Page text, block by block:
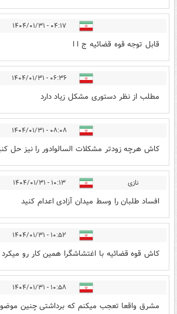
۰۴:۱۷ - ۱۴۰۴/۰۱/۳۱
قابل توجه قوه قضائیه ج ا ا
۰۶:۳۶ - ۱۴۰۴/۰۱/۳۱
مطلب از نظر دستوری مشکل زیاد دارد
۰۸:۰۸ - ۱۴۰۴/۰۱/۳۱
کاش هرچه زودتر مشکلات السالوادور را نیز حل
نازی ۱۰:۱۳ - ۱۴۰۴/۰۱/۳۱
افساد طلبان را وسط میدان آزادی اعدام کنید
۱۰:۵۲ - ۱۴۰۴/۰۱/۳۱
کاش قوه قضائیه با اغتشاشگرا همین کار رو میکرد
۱۰:۵۸ - ۱۴۰۴/۰۱/۳۱
مشرق واقعا تعجب میکنم که برداشتی چنین